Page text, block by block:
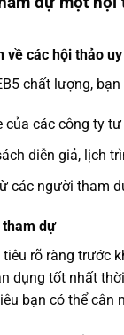
về các hội thảo
chất lượng, bạn
của các công ty
diễn giả, lịch
các người tham
dự
rõ ràng trước
dụng tốt nhất
bạn có thể cân